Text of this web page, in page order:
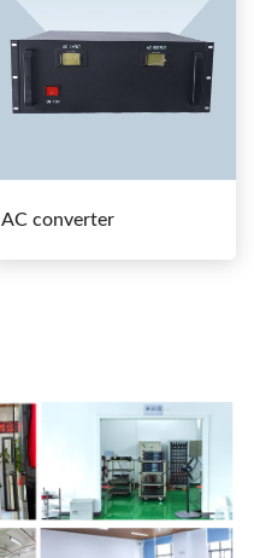
AC converter